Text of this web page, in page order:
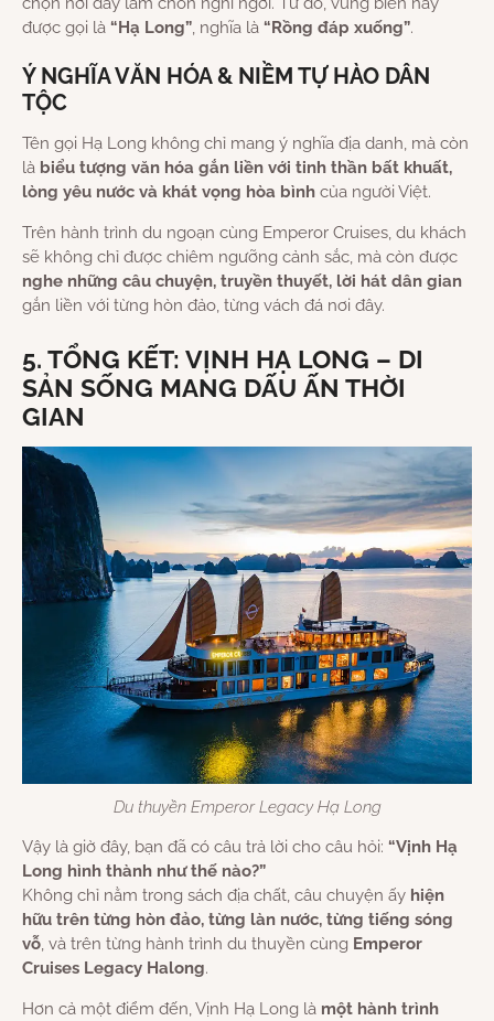
được gọi là “Hạ Long”, nghĩa là “Rồng đáp xuống”.
Ý NGHĨA VĂN HÓA & NIỀM TỰ HÀO DÂN
TỘC
Tên gọi Hạ Long không chỉ mang ý nghĩa địa danh, mà còn
là biểu tượng văn hóa gắn liền với tinh thần bất khuất,
lòng yêu nước và khát vọng hòa bình của người Việt.
Trên hành trình du ngoạn cùng Emperor Cruises, du khách
sẽ không chỉ được chiêm ngưỡng cảnh sắc, mà còn được
nghe những câu chuyện, truyền thuyết, lời hát dân gian
gắn liền với từng hòn đảo, từng vách đá nơi đây.
5. TỔNG KẾT: VỊNH HẠ LONG – DI
SẢN SỐNG MANG DẤU ẤN THỜI
GIAN
Du thuyền Emperor Legacy Hạ Long
Vậy là giờ đây, bạn đã có câu trả lời cho câu hỏi: “Vịnh Hạ
Long hình thành như thế nào?”
Không chỉ nằm trong sách địa chất, câu chuyện ấy hiện
hữu trên từng hòn đảo, từng làn nước, từng tiếng sóng
vỗ, và trên từng hành trình du thuyền cùng Emperor
Cruises Legacy Halong.
Hơn cả một điểm đến, Vịnh Hạ Long là một hành trình